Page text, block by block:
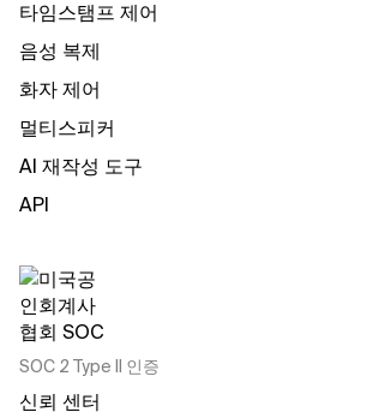
타임스탬프 제어
음성 복제
화자 제어
멀티스피커
AI 재작성 도구
API
SOC 2 Type II 인증
신뢰 센터